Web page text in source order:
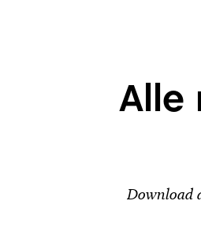
Alle
Download